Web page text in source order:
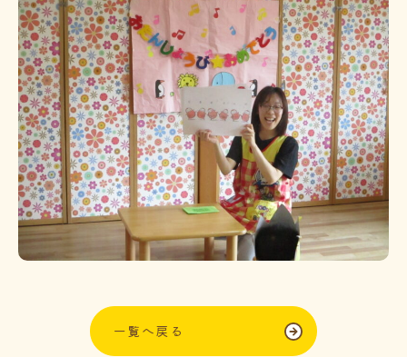
一覧へ戻る